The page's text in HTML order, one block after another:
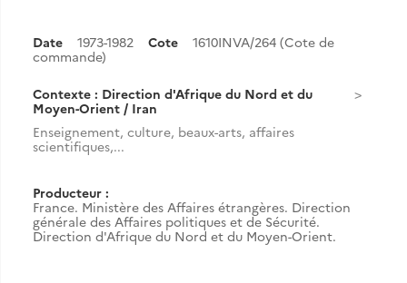
Date 1973-1982 Cote
1610INVA/264 (Cote de
commande)
Contexte : Direction d'Afrique du Nord et du
Moyen-Orient / Iran
Enseignement, culture, beaux-arts, affaires
scientifiques,...
Producteur :
France. Ministère des Affaires étrangères. Direction
générale des Affaires politiques et de Sécurité.
Direction d'Afrique du Nord et du Moyen-Orient.